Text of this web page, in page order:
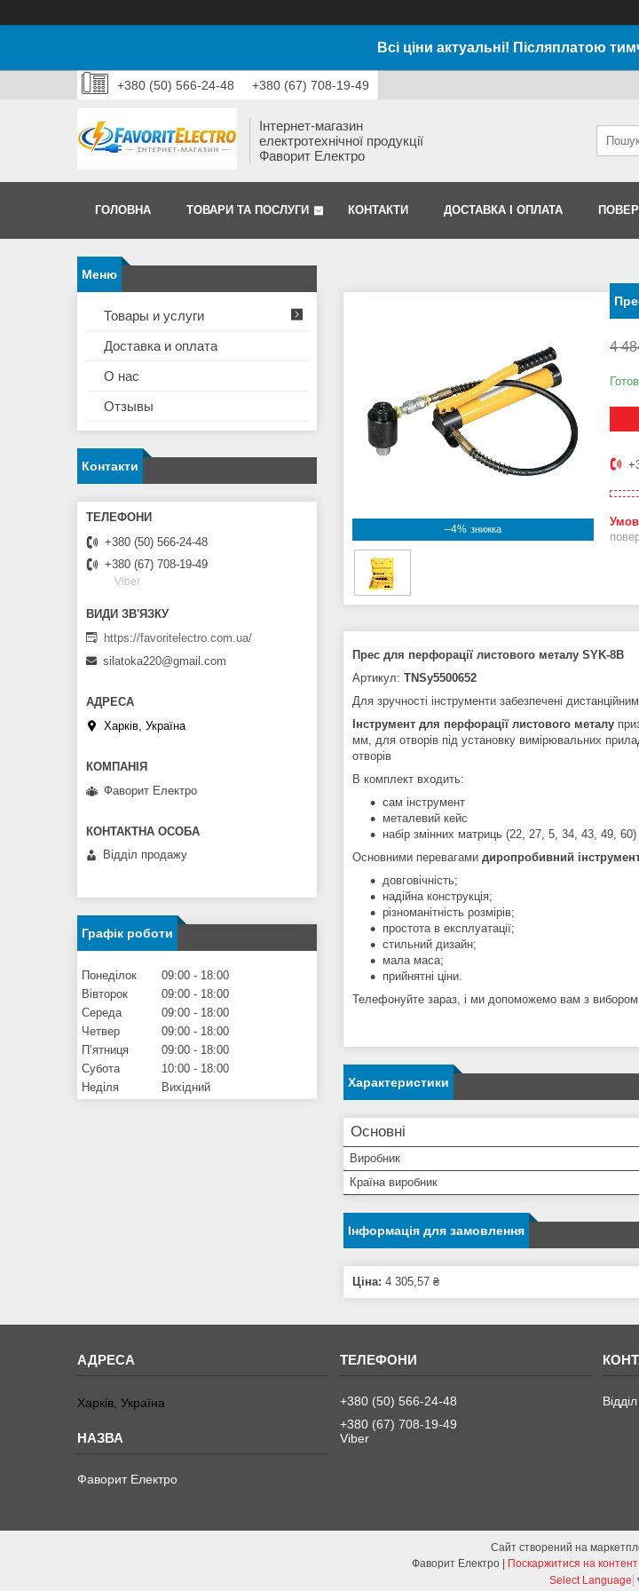
Всі ціни актуальні! Післяплатою
+380 (50) 566-24-48 +380 (67) 708-19-49
Інтернет-магазин
електротехнічної продукції
Фаворит Електро
ГОЛОВНА ТОВАРИ ТА ПОСЛУГИ КОНТАКТИ ДОСТАВКА І ОПЛАТА
–4%
4
Прес для перфорації листового металу SYK-8B
Артикул: TNSy5500652
Для зручності інструменти забезпечені
Інструмент для перфорації листового металу
мм, для отворів під установку вимірювальних
отворів
В комплект входить:
сам інструмент
металевий кейс
набір змінних матриць (22, 27, 5, 34, 43, 49, 60)
Основними перевагами диропробивний
довговічність;
надійна конструкція;
різноманітність розмірів;
простота в експлуатації;
стильний дизайн;
мала маса;
прийнятні ціни.
Телефонуйте зараз, і ми допоможемо вам з вибором
Характеристики
Основні
Виробник
Країна виробник
Інформація для замовлення
Ціна: 4 305,57 ₴
Товары и услуги
Доставка и оплата
О нас
Отзывы
Контакти
+380 (50) 566-24-48
+380 (67) 708-19-49
Viber
https://favoritelectro.com.ua/
silatoka220@gmail.com
Харків, Україна
Фаворит Електро
Відділ продажу
Графік роботи
Понеділок 09:00
18:00
Вівторок
09:00
18:00
Середа
09:00
18:00
Четвер
09:00
18:00
Пʼятниця
09:00
18:00
Субота
10:00
18:00
Неділя
Вихідний
Харків, Україна
Фаворит Електро
+380 (50) 566-24-48
+380 (67) 708-19-49
Viber
Сайт створений на
Поскаржитися на контент
Select Language